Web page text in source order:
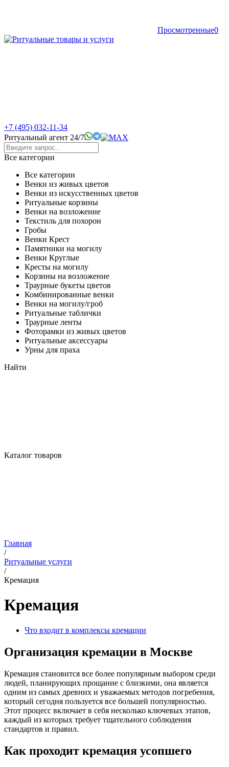
Просмотренные0
+7 (495) 032-11-34
Ритуальный агент 24/7
Все категории
Все категории
Венки из живых цветов
Венки из искусственных цветов
Ритуальные корзины
Венки на возложение
Текстиль для похорон
Гробы
Венки Крест
Памятники на могилу
Венки Круглые
Кресты на могилу
Корзины на возложение
Траурные букеты цветов
Комбинированные венки
Венки на могилу/гроб
Ритуальные таблички
Траурные ленты
Фоторамки из живых цветов
Ритуальные аксессуары
Урны для праха
Найти
Каталог товаров
Главная
/
Ритуальные услуги
/
Кремация
Кремация
Что входит в комплексы кремации
Организация кремации в Москве
Кремация становится все более популярным выбором среди
людей, планирующих прощание с близкими, она является
одним из самых древних и уважаемых методов погребения,
который сегодня пользуется все большей популярностью.
Этот процесс включает в себя несколько ключевых этапов,
каждый из которых требует тщательного соблюдения
стандартов и правил.
Как проходит кремация усопшего